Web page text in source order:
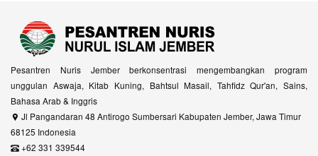
Pesantren Nuris Jember berkonsentrasi mengembangkan program
unggulan Aswaja, Kitab Kuning, Bahtsul Masail, Tahfidz Qur'an, Sains,
Bahasa Arab & Inggris
Jl Pangandaran 48 Antirogo Sumbersari Kabupaten Jember, Jawa Timur
68125 Indonesia
+62 331 339544